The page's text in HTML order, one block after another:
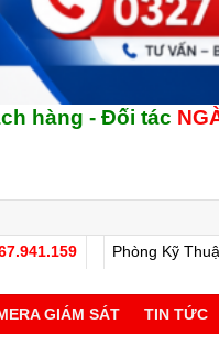
- Đối tácNGÀY MỚI
Phòng Kỹ
GIÁM SÁT TIN TỨC